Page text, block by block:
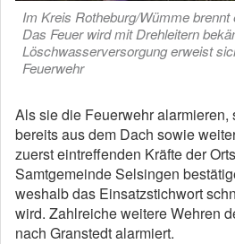
Im Kreis Rotheburg/Wümme brennt
Das Feuer wird mit Drehleitern
Löschwasserversorgung erweist
Feuerwehr
Als sie die Feuerwehr
bereits aus dem Dach sowie
zuerst eintreffenden Kräfte der
Samtgemeinde Selsingen
weshalb das Einsatzstichwort
wird. Zahlreiche weitere Wehren
nach Granstedt alarmiert.